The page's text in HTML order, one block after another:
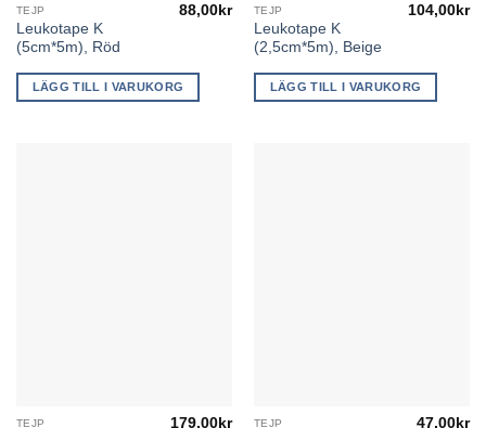
TEJP
Leukotape K
(5cm*5m), Röd
88,00kr
LÄGG TILL I VARUKORG
TEJP
Leukotape K
(2,5cm*5m), Beige
104,00kr
LÄGG TILL I VARUKORG
TEJP 179,00 kr TEJP 47,00 kr